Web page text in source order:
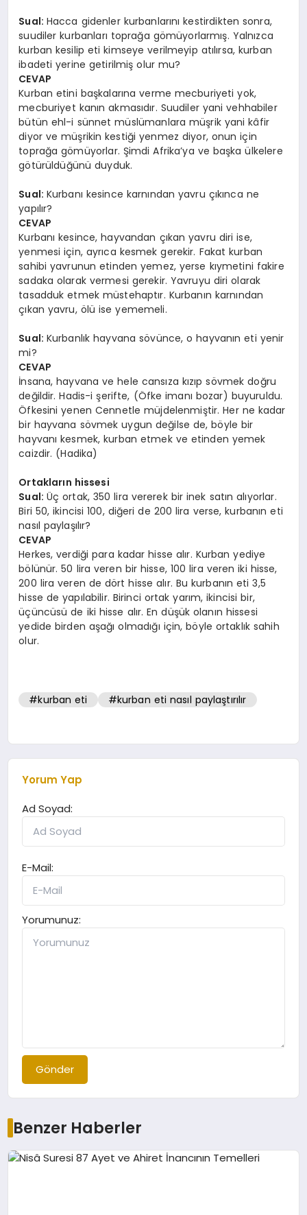
Sual: Hacca gidenler kurbanlarını kestirdikten sonra,
suudiler kurbanları toprağa gömüyorlarmış. Yalnızca
kurban kesilip eti kimseye verilmeyip atılırsa, kurban
ibadeti yerine getirilmiş olur mu?
CEVAP
Kurban etini başkalarına verme mecburiyeti yok,
mecburiyet kanın akmasıdır. Suudiler yani vehhabiler
bütün ehl-i sünnet müslümanlara müşrik yani kâfir
diyor ve müşrikin kestiği yenmez diyor, onun için
toprağa gömüyorlar. Şimdi Afrika’ya ve başka ülkelere
götürüldüğünü duyduk.
Sual: Kurbanı kesince karnından yavru çıkınca ne
yapılır?
CEVAP
Kurbanı kesince, hayvandan çıkan yavru diri ise,
yenmesi için, ayrıca kesmek gerekir. Fakat kurban
sahibi yavrunun etinden yemez, yerse kıymetini fakire
sadaka olarak vermesi gerekir. Yavruyu diri olarak
tasadduk etmek müstehaptır. Kurbanın karnından
çıkan yavru, ölü ise yememeli.
Sual: Kurbanlık hayvana sövünce, o hayvanın eti yenir
mi?
CEVAP
İnsana, hayvana ve hele cansıza kızıp sövmek doğru
değildir. Hadis-i şerifte, (Öfke imanı bozar) buyuruldu.
Öfkesini yenen Cennetle müjdelenmiştir. Her ne kadar
bir hayvana sövmek uygun değilse de, böyle bir
hayvanı kesmek, kurban etmek ve etinden yemek
caizdir. (Hadika)
Ortakların hissesi
Sual: Üç ortak, 350 lira vererek bir inek satın alıyorlar.
Biri 50, ikincisi 100, diğeri de 200 lira verse, kurbanın eti
nasıl paylaşılır?
CEVAP
Herkes, verdiği para kadar hisse alır. Kurban yediye
bölünür. 50 lira veren bir hisse, 100 lira veren iki hisse,
200 lira veren de dört hisse alır. Bu kurbanın eti 3,5
hisse de yapılabilir. Birinci ortak yarım, ikincisi bir,
üçüncüsü de iki hisse alır. En düşük olanın hissesi
yedide birden aşağı olmadığı için, böyle ortaklık sahih
olur.
#kurban eti #kurban eti nasıl paylaştırılır
Yorum Yap
Ad Soyad:
E-Mail:
Yorumunuz:
Gönder
Benzer Haberler